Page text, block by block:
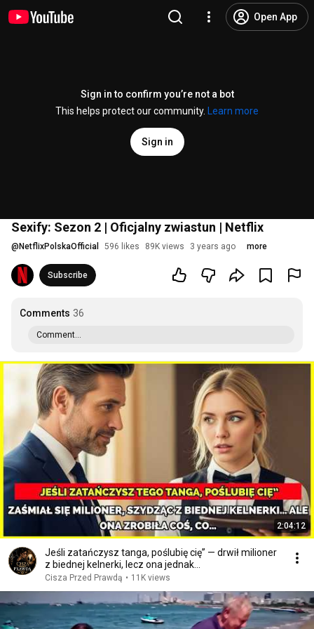
Open App
Sign in to confirm you’re not a bot
This helps protect our community.
Learn more
Sign in
Sexify: Sezon 2 | Oficjalny zwiastun | Netflix
@ NetflixPolskaOfficial 596 likes 89K views 3 years ago more
Subscribe
Comments 36
Comment...
2:04:12
Jeśli zatańczysz tanga, poślubię cię” — drwił milioner
z biednej kelnerki, lecz ona jednak…
Cisza Przed Prawdą • 11K views